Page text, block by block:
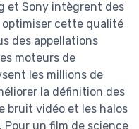
et Sony intègrent des
cette qualité
des appellations
moteurs de
les millions de
la définition des
bruit vidéo et les halos
un film de science